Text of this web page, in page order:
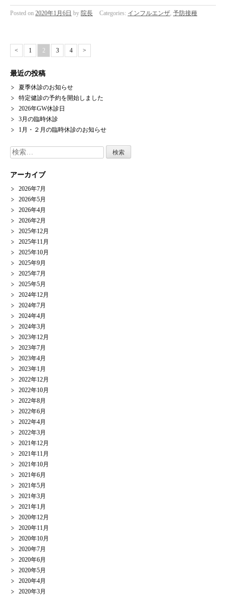
Posted on 2020年1月6日 by 院長 Categories: インフルエンザ, 予防接種
< 1 2 3 4 >
最近の投稿
夏季休診のお知らせ
特定健診の予約を開始しました
2026年GW休診日
3月の臨時休診
1月・２月の臨時休診のお知らせ
検
アーカイブ
2026年7月
2026年5月
2026年4月
2026年2月
2025年12月
2025年11月
2025年10月
2025年9月
2025年7月
2025年5月
2024年12月
2024年7月
2024年4月
2024年3月
2023年12月
2023年7月
2023年4月
2023年1月
2022年12月
2022年10月
2022年8月
2022年6月
2022年4月
2022年3月
2021年12月
2021年11月
2021年10月
2021年6月
2021年5月
2021年3月
2021年1月
2020年12月
2020年11月
2020年10月
2020年7月
2020年6月
2020年5月
2020年4月
2020年3月